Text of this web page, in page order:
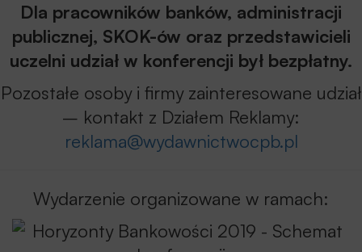
wybitnych ekspertów i praktyków rynku
finansowego przygotowała interesujące
bloki tematyczne dotyczące aspektów
związanych z najbardziej aktualnymi
zagadnieniami transformacji cyfrowej,
cyfrowych klientów przyszłości, wyzwań
wspierających znaczenie „customer
experience
” oraz najbardziej praktycznych
technologii wspierających biznes
Dla pracowników banków, administracji
publicznej, SKOK-ów oraz przedstawicieli
uczelni udział w konferencji był bezpłatny.
Pozostałe osoby i firmy zainteresowane udział
– kontakt z Działem Reklamy:
reklama@wydawnictwocpb.pl
Wydarzenie organizowane w ramach: